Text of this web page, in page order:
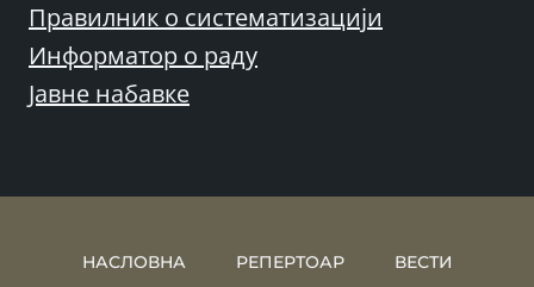
Правилник о систематизацији
Информатор о раду
Јавне набавке
НАСЛОВНА РЕПЕРТОАР ВЕСТИ